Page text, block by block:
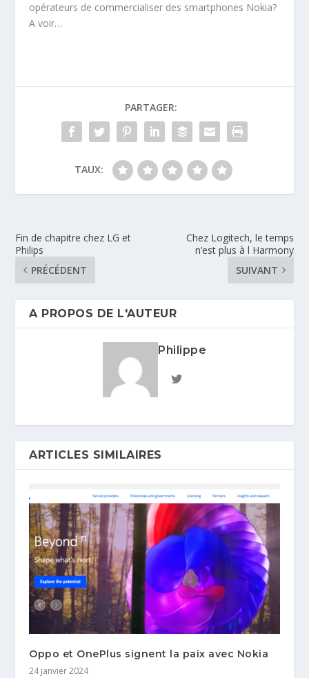
opérateurs de commercialiser des smartphones Nokia?
A voir…
PARTAGER:
TAUX:
Fin de chapitre chez LG et
Philips
PRÉCÉDENT
Chez Logitech, le temps
n’est plus à l Harmony
SUIVANT
A PROPOS DE L'AUTEUR
Philippe
ARTICLES SIMILAIRES
Oppo et OnePlus signent la paix avec Nokia
24 janvier 2024